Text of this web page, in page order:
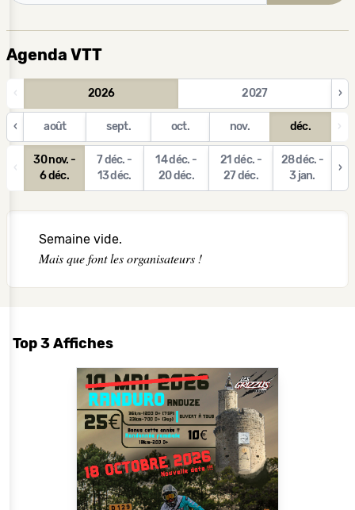
Agenda VTT
‹ 2026 2027 ›
‹ août sept. oct. nov. déc. ›
‹
30 nov. -
6 déc.
7 déc. -
13 déc.
14 déc. -
20 déc.
21 déc. -
27 déc.
28 déc. -
3 jan.
›
Semaine vide.
Mais que font les organisateurs !
Top 3 Affiches